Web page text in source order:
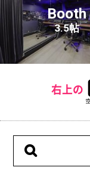
Booth
3.5帖
右上の